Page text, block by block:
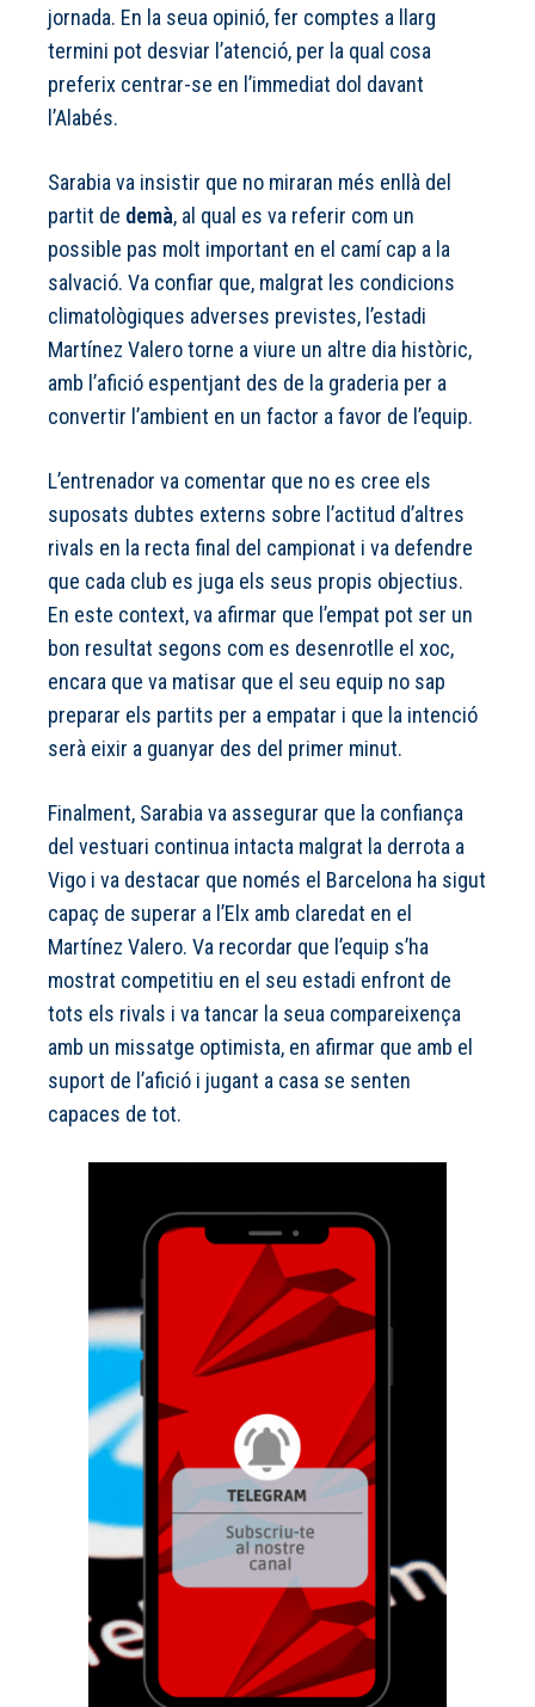
jornada. En la seua opinió, fer comptes a llarg
termini pot desviar l’atenció, per la qual cosa
preferix centrar-se en l’immediat dol davant
l’Alabés.
Sarabia va insistir que no miraran més enllà del
partit de demà, al qual es va referir com un
possible pas molt important en el camí cap a la
salvació. Va confiar que, malgrat les condicions
climatològiques adverses previstes, l’estadi
Martínez Valero torne a viure un altre dia històric,
amb l’afició espentjant des de la graderia per a
convertir l’ambient en un factor a favor de l’equip.
L’entrenador va comentar que no es cree els
suposats dubtes externs sobre l’actitud d’altres
rivals en la recta final del campionat i va defendre
que cada club es juga els seus propis objectius.
En este context, va afirmar que l’empat pot ser un
bon resultat segons com es desenrotlle el xoc,
encara que va matisar que el seu equip no sap
preparar els partits per a empatar i que la intenció
serà eixir a guanyar des del primer minut.
Finalment, Sarabia va assegurar que la confiança
del vestuari continua intacta malgrat la derrota a
Vigo i va destacar que només el Barcelona ha sigut
capaç de superar a l’Elx amb claredat en el
Martínez Valero. Va recordar que l’equip s’ha
mostrat competitiu en el seu estadi enfront de
tots els rivals i va tancar la seua compareixença
amb un missatge optimista, en afirmar que amb el
suport de l’afició i jugant a casa se senten
capaces de tot.